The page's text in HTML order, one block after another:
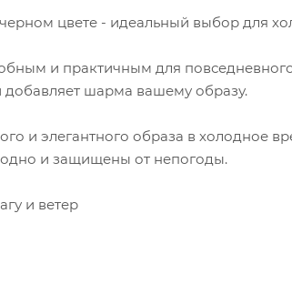
цвете - идеальный выбор для
и практичным для
шарма вашему образу.
и элегантного образа в холодное
и защищены от непогоды.
и ветер